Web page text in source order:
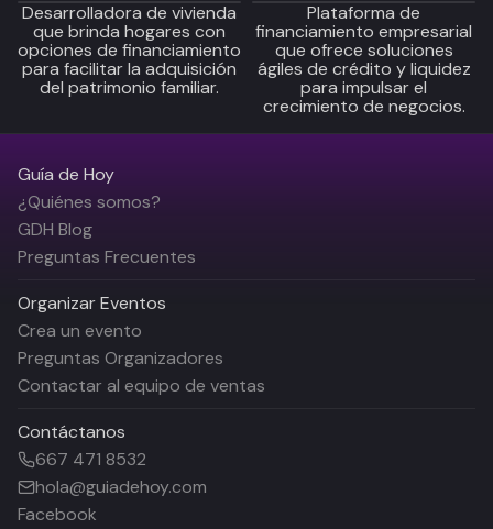
Desarrolladora de vivienda
que brinda hogares con
opciones de financiamiento
para facilitar la adquisición
del patrimonio familiar.
Plataforma de
financiamiento empresarial
que ofrece soluciones
ágiles de crédito y liquidez
para impulsar el
crecimiento de negocios.
Guía de Hoy
¿Quiénes somos?
GDH Blog
Preguntas Frecuentes
Organizar Eventos
Crea un evento
Preguntas Organizadores
Contactar al equipo de ventas
Contáctanos
667 471 8532
hola@guiadehoy.com
Facebook